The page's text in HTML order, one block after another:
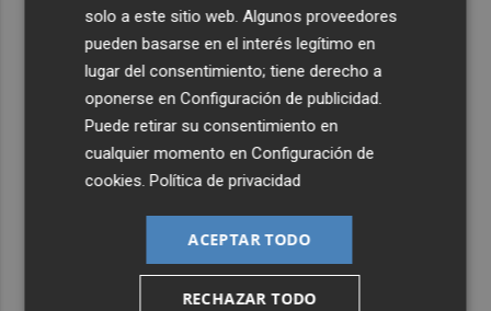
solo a este sitio web. Algunos proveedores
pueden basarse en el interés legítimo en
lugar del consentimiento; tiene derecho a
oponerse enConfiguración de publicidad
Puede retirar su consentimiento en
cualquier momento enConfiguración de
cookies .Política de privacidad
ACEPTAR TODO
RECHAZAR TODO